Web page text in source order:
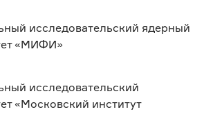
исследовательский ядерный
«МИФИ»
исследовательский
«Московский институт